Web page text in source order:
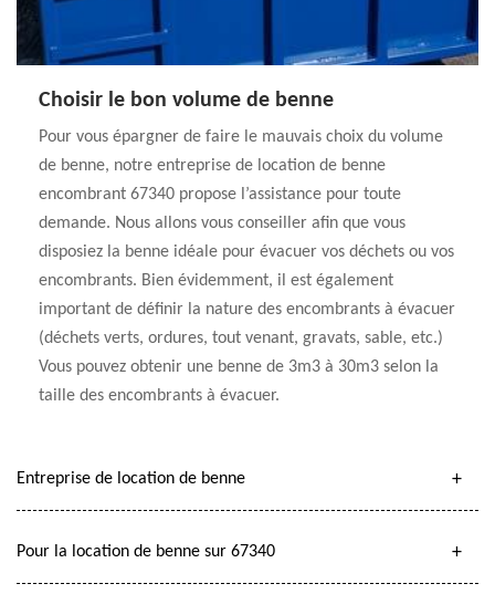
Choisir le bon volume de benne
Pour vous épargner de faire le mauvais choix du volume
de benne, notre entreprise de location de benne
encombrant 67340 propose l’assistance pour toute
demande. Nous allons vous conseiller afin que vous
disposiez la benne idéale pour évacuer vos déchets ou vos
encombrants. Bien évidemment, il est également
important de définir la nature des encombrants à évacuer
(déchets verts, ordures, tout venant, gravats, sable, etc.)
Vous pouvez obtenir une benne de 3m3 à 30m3 selon la
taille des encombrants à évacuer.
Entreprise de location de benne
Pour la location de benne sur 67340